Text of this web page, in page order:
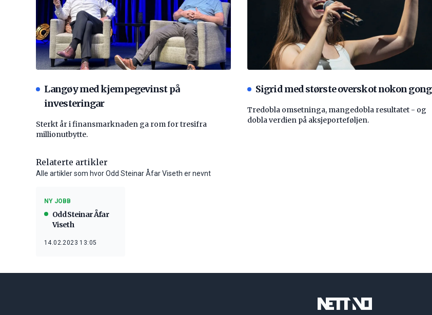
Langøy med kjempegevinst på
investeringar
Sterkt år i finansmarknaden ga rom for tresifra
millionutbytte.
Sigrid med største overskot nokon gong
Tredobla omsetninga, mangedobla resultatet - og
dobla verdien på aksjeporteføljen.
Relaterte artikler
Alle artikler som hvor Odd Steinar Åfar Viseth er nevnt
NY JOBB
Odd Steinar Åfar
Viseth
14.02.2023 13:05